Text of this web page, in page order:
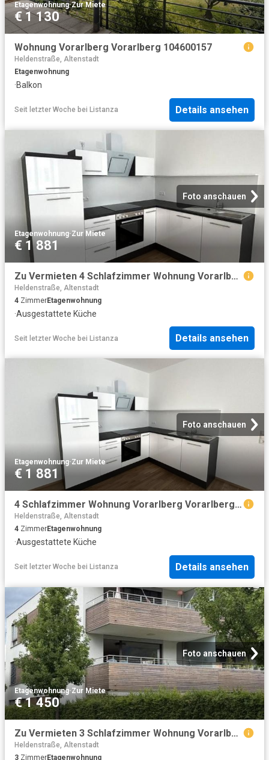
Etagenwohnung·Zur Miete
€ 1 130
Wohnung Vorarlberg Vorarlberg 104600157
Heldenstraße, Altenstadt
Etagenwohnung
·Balkon
Seit letzter Woche bei Listanza Details ansehen
Foto anschauen
Etagenwohnung·Zur Miete
€ 1 881
Zu Vermieten 4 Schlafzimmer Wohnung Vorarlberg Vorarlberg DS104473796
Heldenstraße, Altenstadt
4 ZimmerEtagenwohnung
·Ausgestattete Küche
Seit letzter Woche bei Listanza Details ansehen
Foto anschauen
Etagenwohnung·Zur Miete
€ 1 881
4 Schlafzimmer Wohnung Vorarlberg Vorarlberg 104473796
Heldenstraße, Altenstadt
4 ZimmerEtagenwohnung
·Ausgestattete Küche
Seit letzter Woche bei Listanza Details ansehen
Foto anschauen
Etagenwohnung·Zur Miete
€ 1 450
Zu Vermieten 3 Schlafzimmer Wohnung Vorarlberg Vorarlberg DS104642372
Heldenstraße, Altenstadt
3 ZimmerEtagenwohnung